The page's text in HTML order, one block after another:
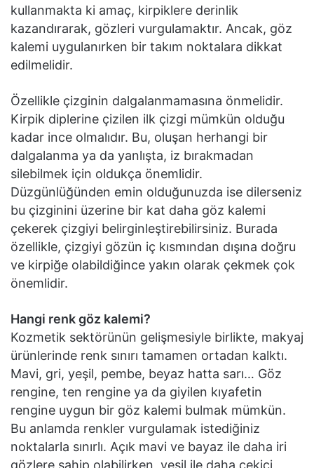
kullanmakta ki amaç, kirpiklere derinlik
kazandırarak, gözleri vurgulamaktır. Ancak, göz
kalemi uygulanırken bir takım noktalara dikkat
edilmelidir.
Özellikle çizginin dalgalanmamasına önmelidir.
Kirpik diplerine çizilen ilk çizgi mümkün olduğu
kadar ince olmalıdır. Bu, oluşan herhangi bir
dalgalanma ya da yanlışta, iz bırakmadan
silebilmek için oldukça önemlidir.
Düzgünlüğünden emin olduğunuzda ise dilerseniz
bu çizginini üzerine bir kat daha göz kalemi
çekerek çizgiyi belirginleştirebilirsiniz. Burada
özellikle, çizgiyi gözün iç kısmından dışına doğru
ve kirpiğe olabildiğince yakın olarak çekmek çok
önemlidir.
Hangi renk göz kalemi?
Kozmetik sektörünün gelişmesiyle birlikte, makyaj
ürünlerinde renk sınırı tamamen ortadan kalktı.
Mavi, gri, yeşil, pembe, beyaz hatta sarı… Göz
rengine, ten rengine ya da giyilen kıyafetin
rengine uygun bir göz kalemi bulmak mümkün.
Bu anlamda renkler vurgulamak istediğiniz
noktalarla sınırlı. Açık mavi ve bayaz ile daha iri
gözlere sahip olabilirken, yeşil ile daha çekici